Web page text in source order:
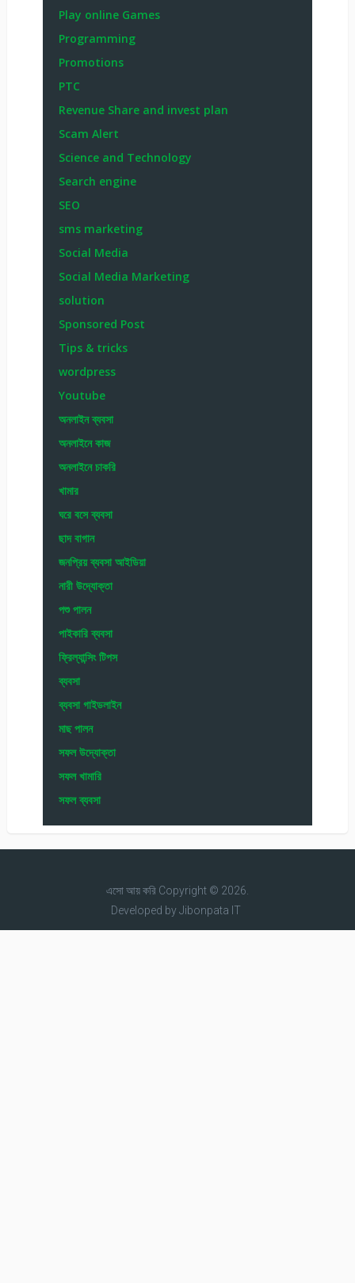
Play online Games
Programming
Promotions
PTC
Revenue Share and invest plan
Scam Alert
Science and Technology
Search engine
SEO
sms marketing
Social Media
Social Media Marketing
solution
Sponsored Post
Tips & tricks
wordpress
Youtube
অনলাইন ব্যবসা
অনলাইনে কাজ
অনলাইনে চাকরি
খামার
ঘরে বসে ব্যবসা
ছাদ বাগান
জনপ্রিয় ব্যবসা আইডিয়া
নারী উদ্যোক্তা
পশু পালন
পাইকারি ব্যবসা
ফ্রিল্যান্সিং টিপস
ব্যবসা
ব্যবসা গাইডলাইন
মাছ পালন
সফল উদ্যোক্তা
সফল খামারি
সফল ব্যবসা
এসো আয় করিCopyright © 2026.
Developed byJibonpata IT